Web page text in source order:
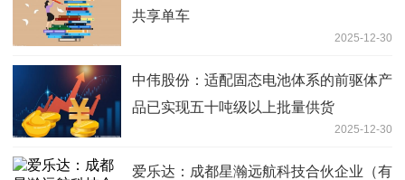
共享单车
2025-12-30
中伟股份：适配固态电池体系的前驱体产
品已实现五十吨级以上批量供货
2025-12-30
爱乐达：成都星瀚远航科技合伙企业（有